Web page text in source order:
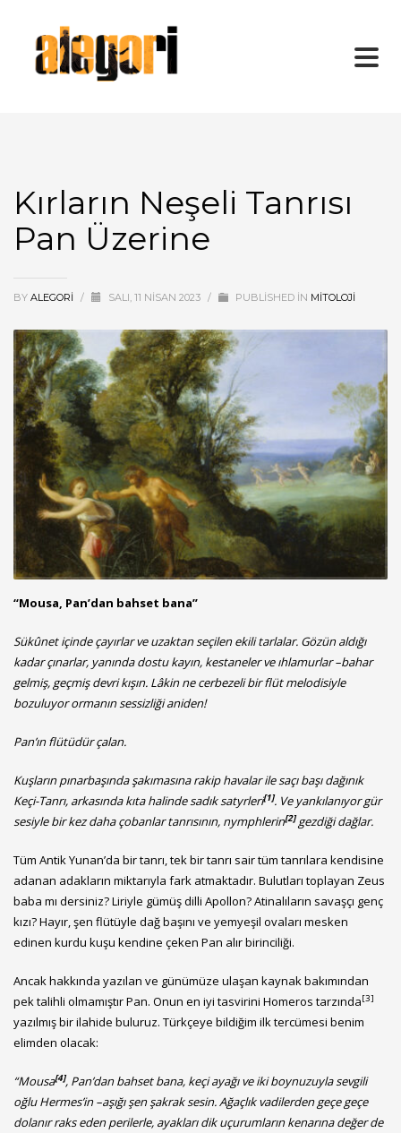
Kırların Neşeli Tanrısı
Pan Üzerine
BY ALEGORI / SALI, 11 NISAN 2023 / PUBLISHED IN MİTOLOJİ
“Mousa, Pan’dan bahset bana”
Sükûnet içinde çayırlar ve uzaktan seçilen ekili tarlalar. Gözün aldığı
kadar çınarlar, yanında dostu kayın, kestaneler ve ıhlamurlar –bahar
gelmiş, geçmiş devri kışın. Lâkin ne cerbezeli bir flüt melodisiyle
bozuluyor ormanın sessizliği aniden!
Pan’ın flütüdür çalan.
Kuşların pınarbaşında şakımasına rakip havalar ile saçı başı dağınık
Keçi-Tanrı, arkasında kıta halinde sadık satyrleri[1]. Ve yankılanıyor gür
sesiyle bir kez daha çobanlar tanrısının, nymphlerin[2] gezdiği dağlar.
Tüm Antik Yunan’da bir tanrı, tek bir tanrı sair tüm tanrılara kendisine
adanan adakların miktarıyla fark atmaktadır. Bulutları toplayan Zeus
baba mı dersiniz? Liriyle gümüş dilli Apollon? Atinalıların savaşçı genç
kızı? Hayır, şen flütüyle dağ başını ve yemyeşil ovaları mesken
edinen kurdu kuşu kendine çeken Pan alır birinciliği.
Ancak hakkında yazılan ve günümüze ulaşan kaynak bakımından
pek talihli olmamıştır Pan. Onun en iyi tasvirini Homeros tarzında[3]
yazılmış bir ilahide buluruz. Türkçeye bildiğim ilk tercümesi benim
elimden olacak:
“Mousa[4], Pan’dan bahset bana, keçi ayağı ve iki boynuzuyla sevgili
oğlu Hermes’in –aşığı şen şakrak sesin. Ağaçlık vadilerden geçe geçe
dolanır raks eden perilerle, ayakları dikuçurumların kenarına değer de